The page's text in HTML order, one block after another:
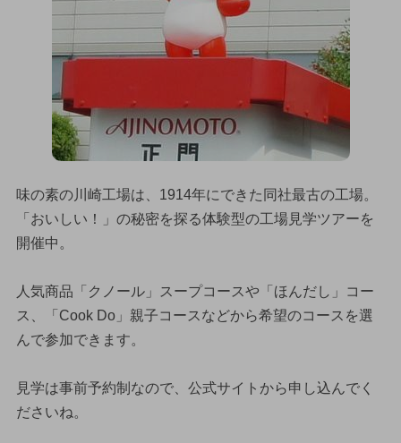
味の素の川崎工場は、1914年にできた同社最古の工場。
「おいしい！」の秘密を探る体験型の工場見学ツアーを
開催中。
人気商品「クノール」スープコースや「ほんだし」コー
ス、「Cook Do」親子コースなどから希望のコースを選
んで参加できます。
見学は事前予約制なので、公式サイトから申し込んでく
ださいね。